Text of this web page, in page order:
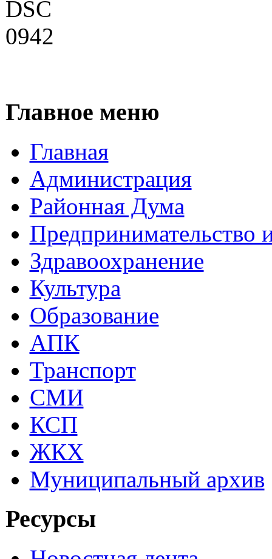
Главное меню
Главная
Администрация
Районная Дума
Предпринимательство
Здравоохранение
Культура
Образование
АПК
Транспорт
СМИ
КСП
ЖКХ
Муниципальный архив
Ресурсы